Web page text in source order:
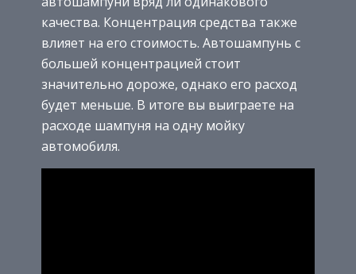
качества. Концентрация средства также
влияет на его стоимость. Автошампунь с
большей концентрацией стоит
значительно дороже, однако его расход
будет меньше. В итоге вы выиграете на
расходе шампуня на одну мойку
автомобиля.